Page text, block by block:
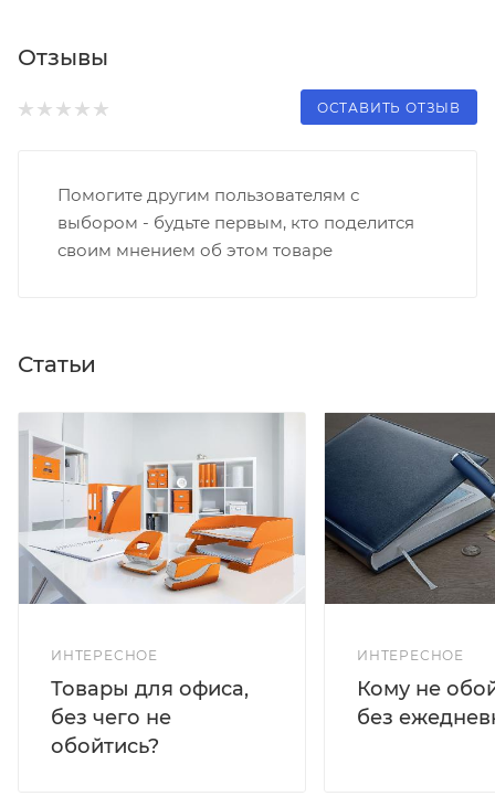
Отзывы
ОСТАВИТЬ ОТЗЫВ
Помогите другим пользователям с
выбором - будьте первым, кто поделится
своим мнением об этом товаре
Статьи
ИНТЕРЕСНОЕ
Товары для офиса,
без чего не
обойтись?
ИНТЕРЕСНОЕ
Кому не
без